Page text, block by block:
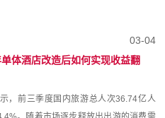
03-04
体酒店改造后如何实现收益翻
，前三季度国内旅游总人次36.74亿人